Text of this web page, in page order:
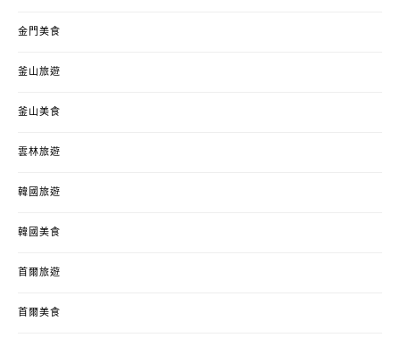
金門美食
釜山旅遊
釜山美食
雲林旅遊
韓國旅遊
韓國美食
首爾旅遊
首爾美食